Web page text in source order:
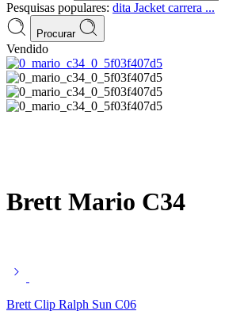
Pesquisas populares: dita Jacket carrera ...
Procurar
Vendido
Brett Mario C34
Brett Clip Ralph Sun C06